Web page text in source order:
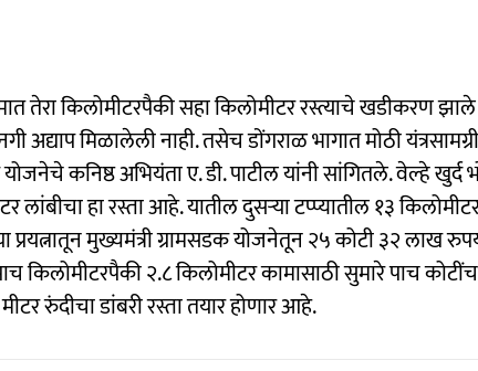
तेरा किलोमीटरपैकी सहा किलोमीटर रस्त्याचे खडीकरण
अद्याप मिळालेली नाही. तसेच डोंगराळ भागात मोठी यंत्रसामग्री
कनिष्ठ अभियंता ए. डी. पाटील यांनी सांगितले. वेल्हे खुर्द
हा रस्ता आहे. यातील दुसऱ्या टप्प्यातील १३
प्रयत्नातून मुख्यमंत्री ग्रामसडक योजनेतून २५ कोटी ३२ लाख
किलोमीटरपैकी २.८ किलोमीटर कामासाठी सुमारे पाच
रुंदीचा डांबरी रस्ता तयार होणार आहे.